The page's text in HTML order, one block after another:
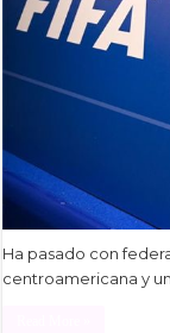
Ha pasado con
centroamericana y